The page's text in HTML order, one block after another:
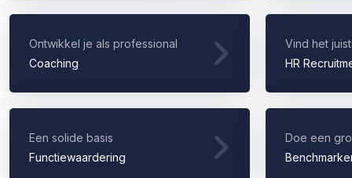
Ontwikkel je als professional
Coaching
Vind het
HR
Een solide basis
Functiewaardering
Doe een